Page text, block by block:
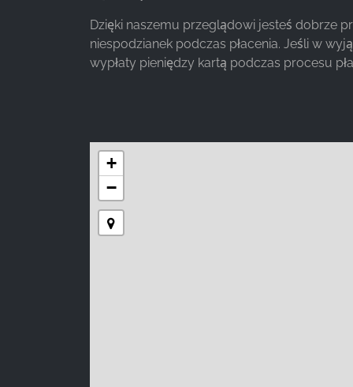
Dzięki naszemu przeglądowi jesteś dobrze
niespodzianek podczas płacenia. Jeśli w
wypłaty pieniędzy kartą podczas procesu
Name:
_fbp, fr, _fbq, fbq
Provider:
duration: